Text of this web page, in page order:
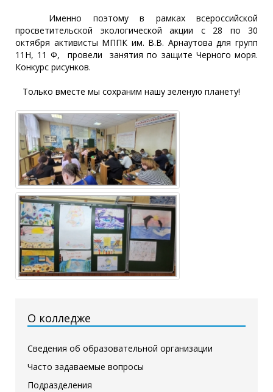
Именно поэтому в рамках всероссийской
просветительской экологической акции с 28 по 30
октября активисты МППК им. В.В. Арнаутова для групп
11Н, 11 Ф, провели занятия по защите Черного моря.
Конкурс рисунков.
Только вместе мы сохраним нашу зеленую планету!
О колледже
Сведения об образовательной организации
Часто задаваемые вопросы
Подразделения